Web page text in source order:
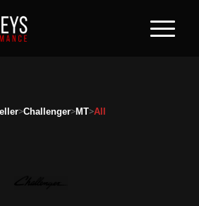
>Challenger>MT>All